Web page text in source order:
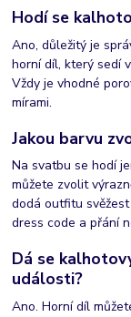
Hodí se
Ano, důležitý je
horní díl, který sedí
Vždy je vhodné
mírami.
Jakou barvu
Na svatbu se hodí
můžete zvolit
dodá outfitu
dress code a přání
Dá se
události?
Ano. Horní díl